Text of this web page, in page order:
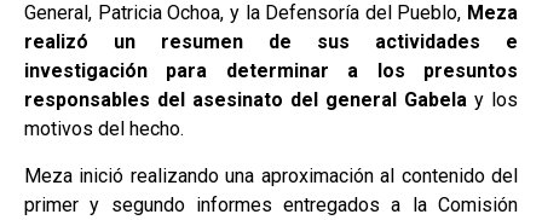
General, Patricia Ochoa, y la Defensoría del Pueblo, Meza
realizó un resumen de sus actividades e
investigación para determinar a los presuntos
responsables del asesinato del general Gabela y los
motivos del hecho.
Meza inició realizando una aproximación al contenido del
primer y segundo informes entregados a la Comisión